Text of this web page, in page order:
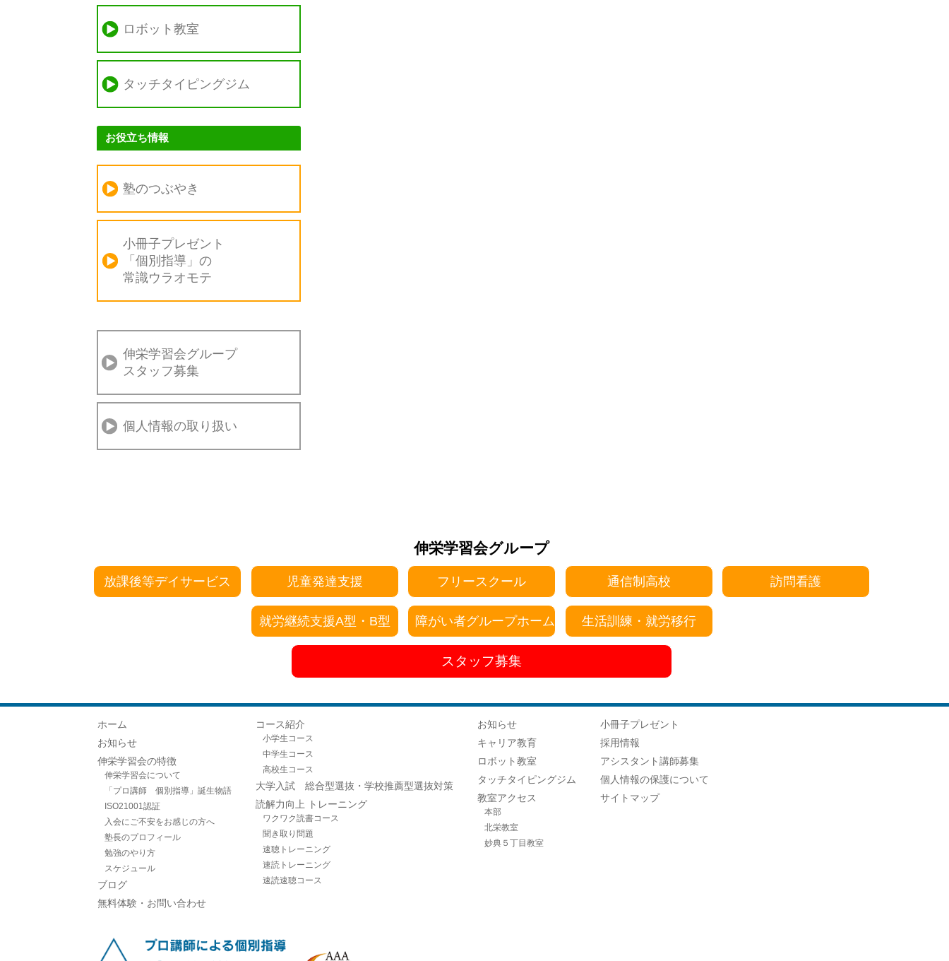
ロボット教室
タッチタイピングジム
お役立ち情報
塾のつぶやき
小冊子プレゼント
「個別指導」の
常識ウラオモテ
伸栄学習会グループ
スタッフ募集
個人情報の取り扱い
伸栄学習会グループ
放課後等デイサービス 児童発達支援 フリースクール 通信制高校 訪問看護
就労継続支援A型・B型 障がい者グループホーム 生活訓練・就労移行
スタッフ募集
ホーム
お知らせ
伸栄学習会の特徴
伸栄学習会について
「プロ講師 個別指導」誕生物語
ISO21001認証
入会にご不安をお感じの方へ
塾長のプロフィール
勉強のやり方
スケジュール
ブログ
無料体験・お問い合わせ
コース紹介
小学生コース
中学生コース
高校生コース
大学入試 総合型選抜・学校推薦型選抜対策
読解力向上 トレーニング
ワクワク読書コース
聞き取り問題
速聴トレーニング
速読トレーニング
速読速聴コース
お知らせ
キャリア教育
ロボット教室
タッチタイピングジム
教室アクセス
本部
北栄教室
妙典５丁目教室
小冊子プレゼント
採用情報
アシスタント講師募集
個人情報の保護について
サイトマップ